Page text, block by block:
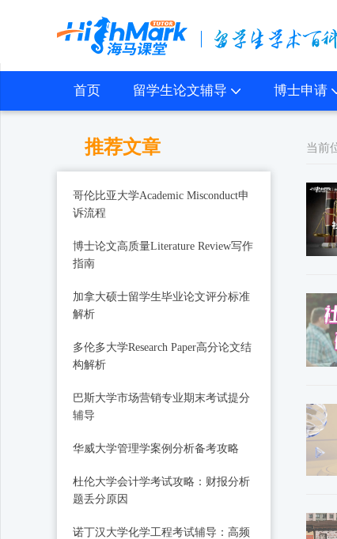
首页 留学生论文辅导 博士申请
推荐文章
哥伦比亚大学Academic Misconduct申
诉流程
博士论文高质量Literature Review写作
指南
加拿大硕士留学生毕业论文评分标准
解析
多伦多大学Research Paper高分论文结
构解析
巴斯大学市场营销专业期末考试提分
辅导
华威大学管理学案例分析备考攻略
杜伦大学会计学考试攻略：财报分析
题丢分原因
诺丁汉大学化学工程考试辅导：高频
当前